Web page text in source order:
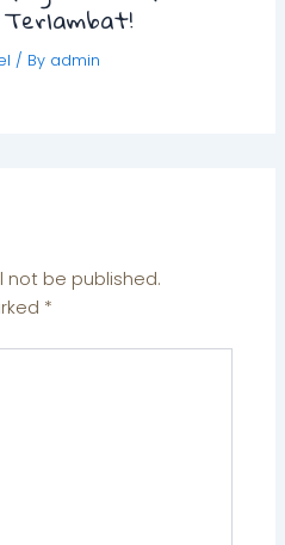
Terlambat!
/ By admin
not be published.
*